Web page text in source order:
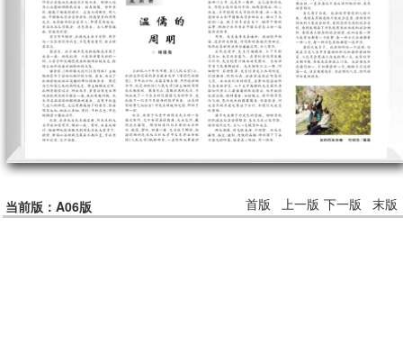
当前版：A06版 首版 上一版 下一版 末版